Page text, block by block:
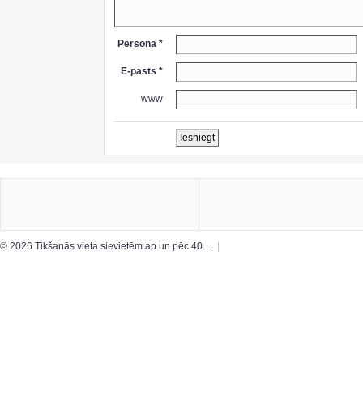
Persona *
E-pasts *
www
© 2026 Tikšanās vieta sievietēm ap un pēc 40…